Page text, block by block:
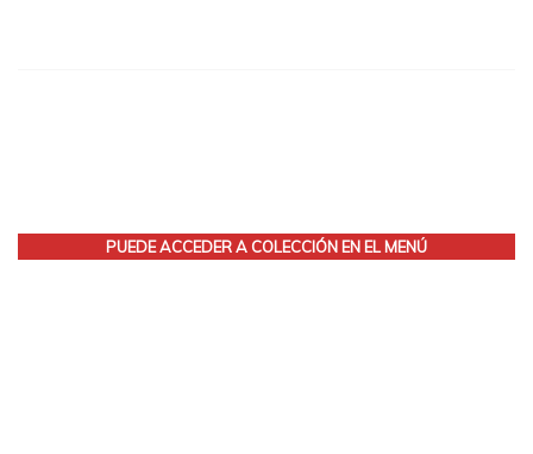
PUEDE ACCEDER A COLECCIÓN EN EL MENÚ